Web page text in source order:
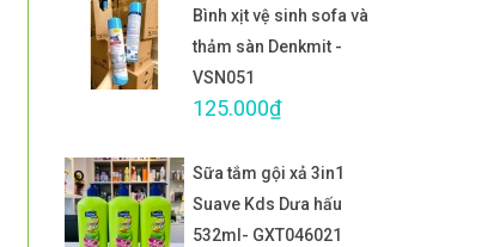
Bình xịt vệ sinh sofa và
thảm sàn Denkmit -
VSN051
125.000₫
Sữa tắm gội xả 3in1
Suave Kds Dưa hấu
532ml- GXT046021